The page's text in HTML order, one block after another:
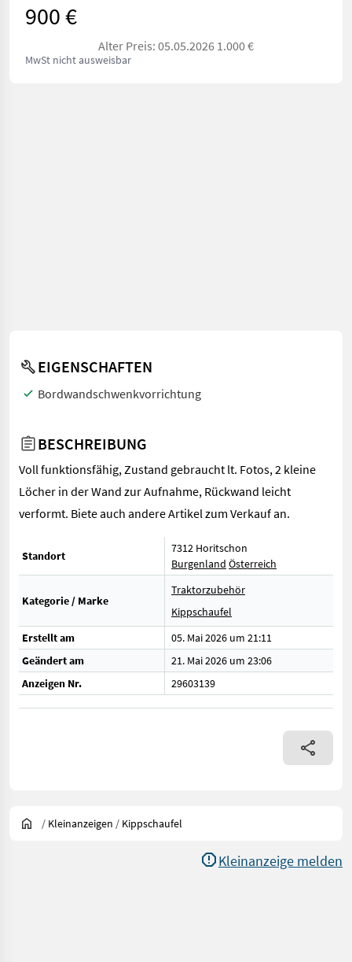
900 €
Alter Preis: 05.05.2026 1.000 €
MwSt nicht ausweisbar
EIGENSCHAFTEN
Bordwandschwenkvorrichtung
BESCHREIBUNG
Voll funktionsfähig, Zustand gebraucht lt. Fotos, 2 kleine
Löcher in der Wand zur Aufnahme, Rückwand leicht
verformt. Biete auch andere Artikel zum Verkauf an.
Standort
7312 Horitschon
Burgenland Österreich
Kategorie / Marke
Traktorzubehör
Kippschaufel
Erstellt am
05. Mai 2026 um 21:11
Geändert am
21. Mai 2026 um 23:06
Anzeigen Nr.
29603139
/ Kleinanzeigen / Kippschaufel
Kleinanzeige melden